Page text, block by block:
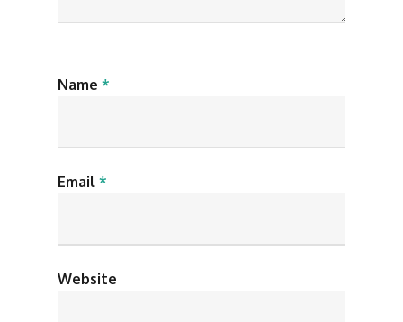
Name *
Email *
Website